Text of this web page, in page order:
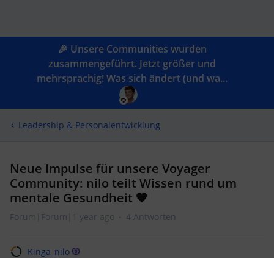
🎉 Unsere Communities wurden
zusammengeführt. Jetzt größer und
mehrsprachig! Was sich ändert (und wa...
Leadership & Personalentwicklung
Neue Impulse für unsere Voyager
Community: nilo teilt Wissen rund um
mentale Gesundheit 🧡
Forum|Forum|1 year ago 4 Antworten
Kinga_nilo